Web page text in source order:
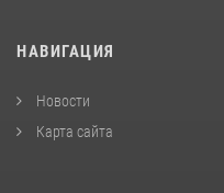
НАВИГАЦИЯ
Новости
Карта сайта